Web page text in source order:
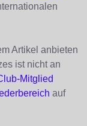
Artikel anbieten
ist nicht an
Mitglied
auf